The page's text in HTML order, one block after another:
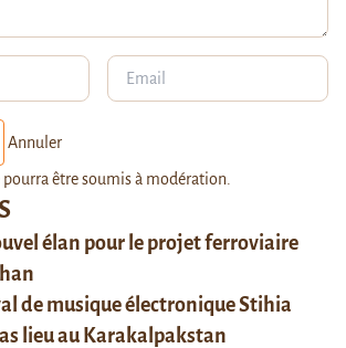
élan pour le projet ferroviaire
de musique électronique Stihia
lieu au Karakalpakstan
Annuler
être soumis à modération.